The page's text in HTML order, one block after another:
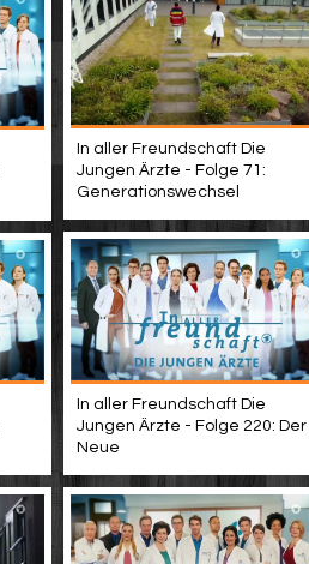
In aller Freundschaft Die
Jungen Ärzte - Folge 71:
Generationswechsel
In aller Freundschaft Die
Jungen Ärzte - Folge 220: Der
Neue